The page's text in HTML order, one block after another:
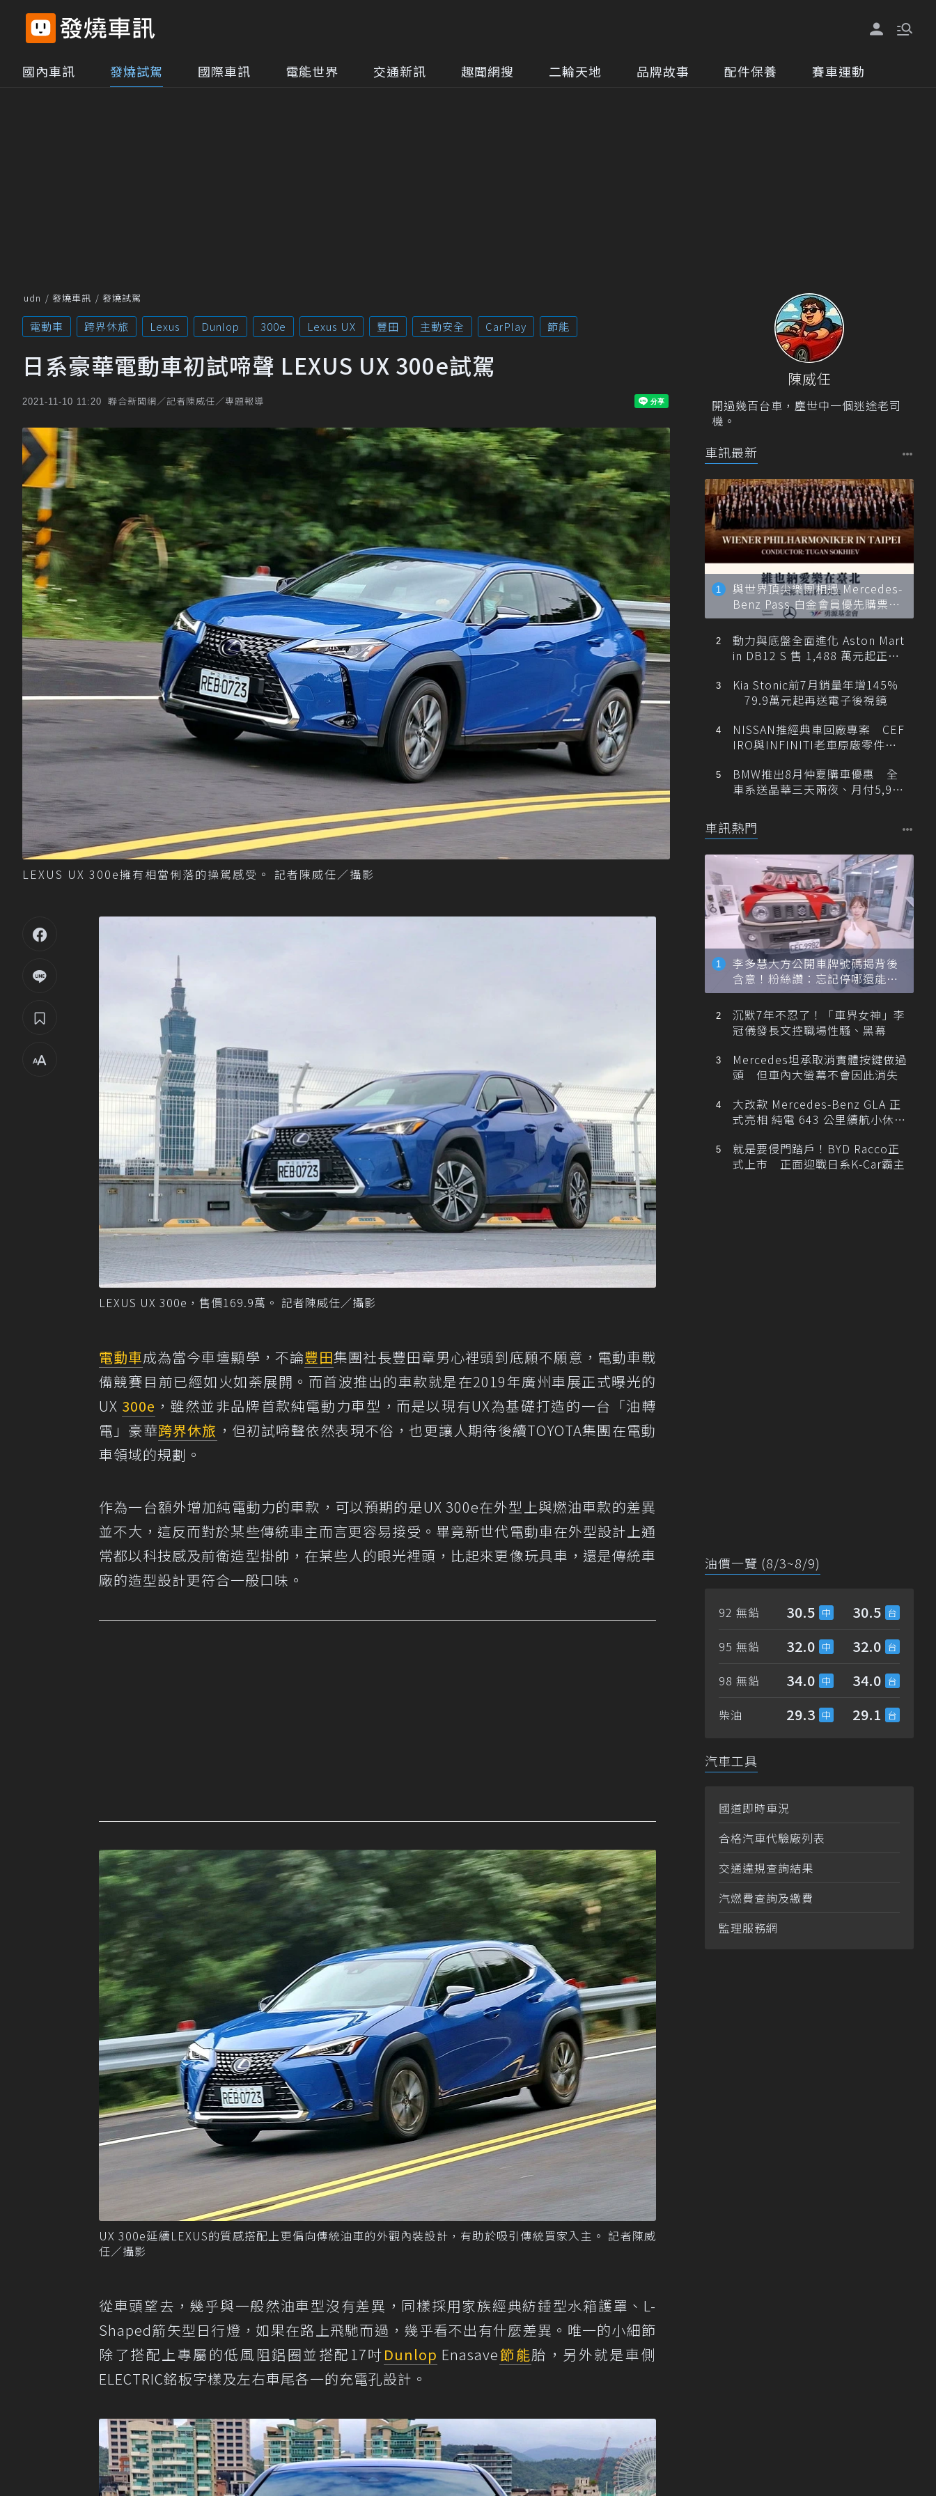
國內車訊 發燒試駕 國際車訊 電能世界 交通新訊 趣聞網搜 二輪天地 品牌故事 配件保養 賽車運動
udn 發燒車訊 發燒試駕
電動車 跨界休旅 Lexus Dunlop 300e Lexus UX 豐田 主動安全 CarPlay 節能
日系豪華電動車初試啼聲 LEXUS UX 300e試駕
2021-11-10 11:20 聯合新聞網／記者陳威任／專題報導
LEXUS UX 300e擁有相當俐落的操駕感受。 記者陳威任／攝影
LEXUS UX 300e，售價169.9萬。 記者陳威任／攝影
電動車成為當今車壇顯學，不論豐田集團社長豐田章男心裡頭到底願不願意，電動車戰
備競賽目前已經如火如荼展開。而首波推出的車款就是在2019年廣州車展正式曝光的
UX 300e ，雖然並非品牌首款純電動力車型，而是以現有UX為基礎打造的一台「油轉
電」豪華跨界休旅 ，但初試啼聲依然表現不俗，也更讓人期待後續TOYOTA集團在電動
車領域的規劃。
作為一台額外增加純電動力的車款，可以預期的是UX 300e在外型上與燃油車款的差異
並不大，這反而對於某些傳統車主而言更容易接受。畢竟新世代電動車在外型設計上通
常都以科技感及前衛造型掛帥，在某些人的眼光裡頭，比起來更像玩具車，還是傳統車
廠的造型設計更符合一般口味。
UX 300e延續LEXUS的質感搭配上更偏向傳統油車的外觀內裝設計，有助於吸引傳統買家入主。 記者陳威
任／攝影
從車頭望去，幾乎與一般然油車型沒有差異，同樣採用家族經典紡錘型水箱護罩、L-
Shaped箭矢型日行燈，如果在路上飛馳而過，幾乎看不出有什麼差異。唯一的小細節
除了搭配上專屬的低風阻鋁圈並搭配17吋Dunlop Enasave節能胎，另外就是車側
ELECTRIC銘板字樣及左右車尾各一的充電孔設計。
陳威任
開過幾百台車，塵世中一個迷途老司
機。
車訊最新
與世界頂尖樂團相遇 Mercedes-
Benz Pass 白金會員優先購票維
也納愛樂
動力與底盤全面進化 Aston Mart
in DB12 S 售 1,488 萬元起正式
Kia Stonic前7月銷量年增145%
79.9萬元起再送電子後視鏡
NISSAN推經典車回廠專案 CEF
IRO與INFINITI老車原廠零件最
BMW推出8月仲夏購車優惠 全
車系送晶華三天兩夜、月付5,900
車訊熱門
李多慧大方公開車牌號碼揭背後
含意！粉絲讚：忘記停哪還能幫
忙找車
沉默7年不忍了！「車界女神」李
冠儀發長文控職場性騷、黑幕
Mercedes坦承取消實體按鍵做過
頭 但車內大螢幕不會因此消失
大改款 Mercedes-Benz GLA 正
式亮相 純電 643 公里續航小休
就是要侵門踏戶！BYD Racco正
式上市 正面迎戰日系K-Car霸主
油價一覽 (8/3~8/9)
92 無鉛 30.5 30.5
95 無鉛 32.0 32.0
98 無鉛 34.0 34.0
柴油 29.3 29.1
汽車工具
國道即時車況
合格汽車代驗廠列表
交通違規查詢結果
汽燃費查詢及繳費
監理服務網